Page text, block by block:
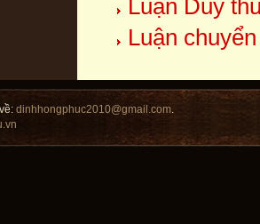
Luận Duy
Luận
dinhhongphuc2010@gmail.com.